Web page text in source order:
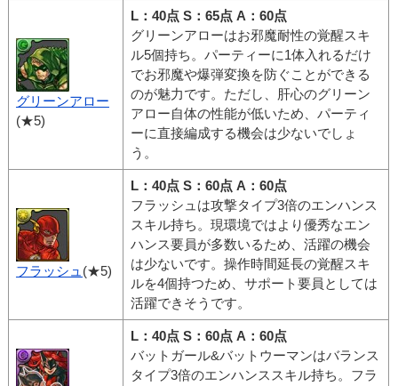
グリーンアロー
(★5)
L：40点 S：65点 A：60点
グリーンアローはお邪魔耐性の覚醒スキ
ル5個持ち。パーティーに1体入れるだけ
でお邪魔や爆弾変換を防ぐことができる
のが魅力です。ただし、肝心のグリーン
アロー自体の性能が低いため、パーティ
ーに直接編成する機会は少ないでしょ
う。
フラッシュ (★5)
L：40点 S：60点 A：60点
フラッシュは攻撃タイプ3倍のエンハンス
スキル持ち。現環境ではより優秀なエン
ハンス要員が多数いるため、活躍の機会
は少ないです。操作時間延長の覚醒スキ
ルを4個持つため、サポート要員としては
活躍できそうです。
L：40点 S：60点 A：60点
バットガール&バットウーマンはバランス
タイプ3倍のエンハンススキル持ち。フラ